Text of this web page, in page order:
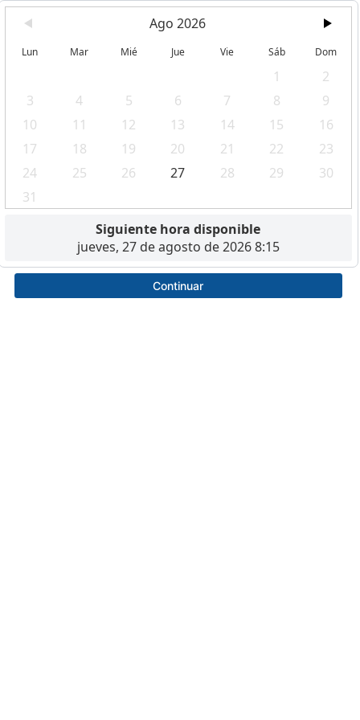
Ago 2026
Lun Mar Mié Jue Vie Sáb Dom
1
2
3
4 5 6 7 8
9
10
11 12 13 14 15
16
17
18 19 20 21 22
23
24
25 26 27 28 29
30
31
Siguiente hora disponible
jueves, 27 de agosto de 2026 8:15
Continuar